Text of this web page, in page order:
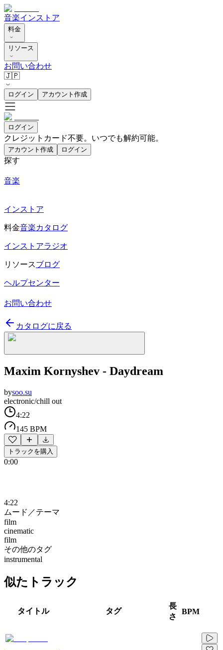
音楽インストア
料金
リソース
お問い合わせ
🇯🇵
ログイン アカウント作成
ログイン
クレジットカード不要。いつでも解約可能。
アカウント作成 ログイン
探す
音楽
インストア
料金音楽カタログ
インストアラジオ
リソースブログ
ヘルプセンター
お問い合わせ
カタログに戻る
Maxim Kornyshev - Daydream
bysoo.su
electronic/chill out
4:22
145 BPM
トラックを購入
0:00
4:22
ムード／テーマ
film
cinematic
film
その他のタグ
instrumental
似たトラック
タイトル タグ
長
さ
BPM